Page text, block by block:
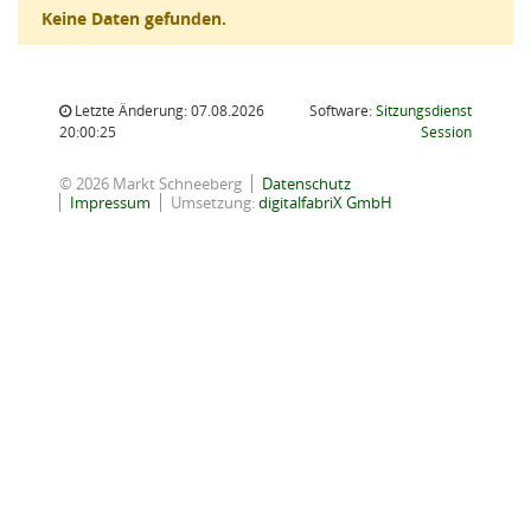
Keine Daten gefunden.
Letzte Änderung: 07.08.2026
20:00:25
Software:Sitzungsdienst
Session(Wird in
© 2026 Markt Schneeberg
Datenschutz
Impressum
Umsetzung:digitalfabriX GmbH